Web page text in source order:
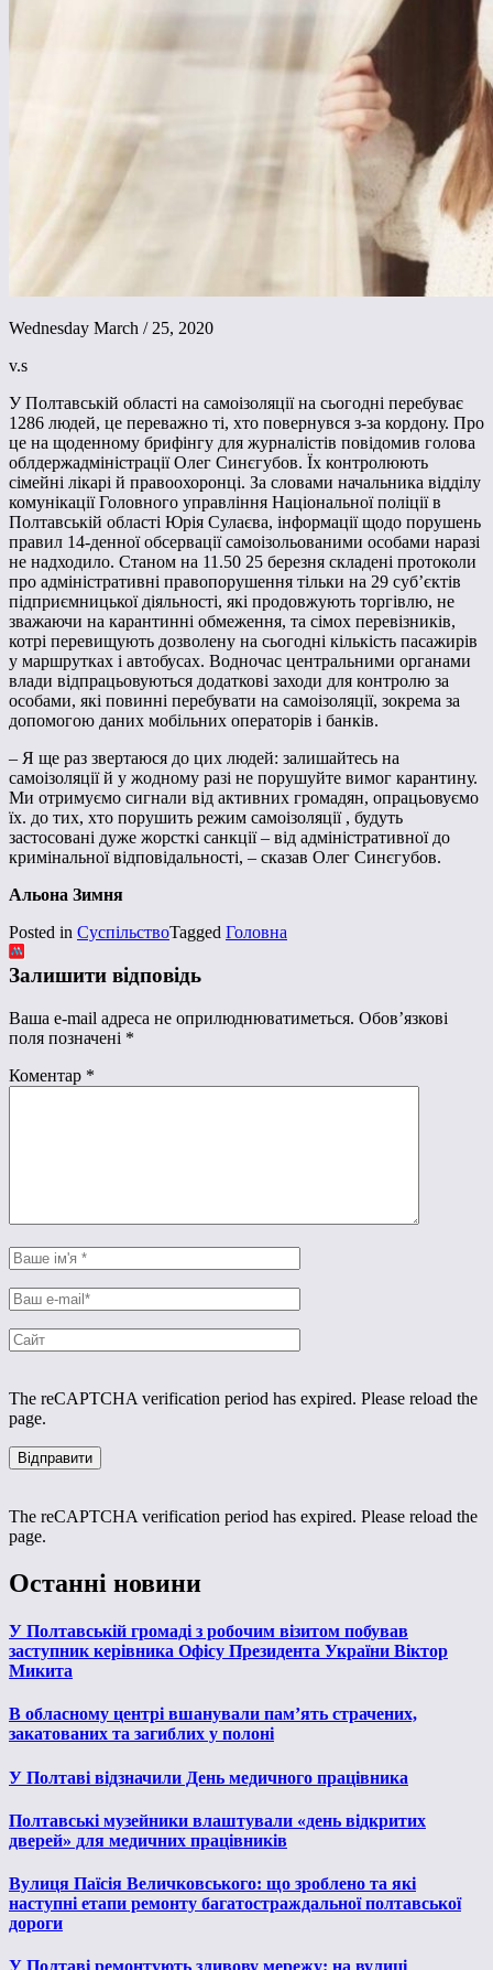
Wednesday March / 25, 2020
v.s
У Полтавській області на самоізоляції на сьогодні перебуває
1286 людей, це переважно ті, хто повернувся з-за кордону. Про
це на щоденному брифінгу для журналістів повідомив голова
облдержадміністрації Олег Синєгубов. Їх контролюють
сімейні лікарі й правоохоронці. За словами начальника відділу
комунікації Головного управління Національної поліції в
Полтавській області Юрія Сулаєва, інформації щодо порушень
правил 14-денної обсервації самоізольованими особами наразі
не надходило. Станом на 11.50 25 березня складені протоколи
про адміністративні правопорушення тільки на 29 суб’єктів
підприємницької діяльності, які продовжують торгівлю, не
зважаючи на карантинні обмеження, та сімох перевізників,
котрі перевищують дозволену на сьогодні кількість пасажирів
у маршрутках і автобусах. Водночас центральними органами
влади відпрацьовуються додаткові заходи для контролю за
особами, які повинні перебувати на самоізоляції, зокрема за
допомогою даних мобільних операторів і банків.
– Я ще раз звертаюся до цих людей: залишайтесь на
самоізоляції й у жодному разі не порушуйте вимог карантину.
Ми отримуємо сигнали від активних громадян, опрацьовуємо
їх. до тих, хто порушить режим самоізоляції , будуть
застосовані дуже жорсткі санкції – від адміністративної до
кримінальної відповідальності, – сказав Олег Синєгубов.
Альона Зимня
Posted in СуспільствоTagged Головна
Залишити відповідь
Ваша e-mail адреса не оприлюднюватиметься. Обов’язкові
поля позначені *
Коментар *
The reCAPTCHA verification period has expired. Please reload the
page.
The reCAPTCHA verification period has expired. Please reload the
page.
Останні новини
У Полтавській громаді з робочим візитом побував
заступник керівника Офісу Президента України Віктор
Микита
В обласному центрі вшанували пам’ять страчених,
закатованих та загиблих у полоні
У Полтаві відзначили День медичного працівника
Полтавські музейники влаштували «день відкритих
дверей» для медичних працівників
Вулиця Паїсія Величковського: що зроблено та які
наступні етапи ремонту багатостраждальної полтавської
дороги